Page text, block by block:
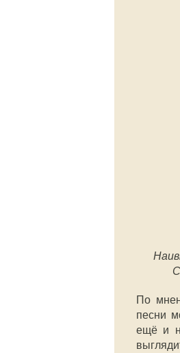
По
песни
ещё и